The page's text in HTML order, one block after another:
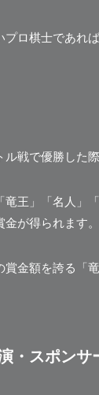
プロ棋士であれ
ル戦で優勝した
竜王」「名人」
が得られます。
賞金額を誇る「
・スポンサ